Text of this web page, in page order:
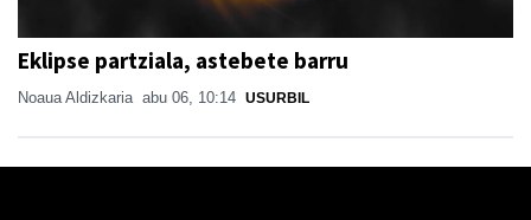
Eklipse partziala, astebete barru
Noaua Aldizkaria abu 06, 10:14 USURBIL